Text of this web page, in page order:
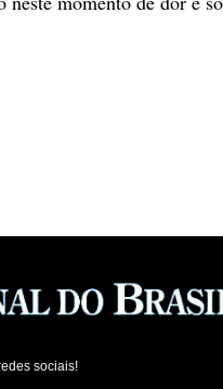
sociais!